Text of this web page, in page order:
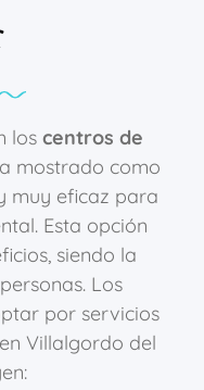
los centros de
mostrado como
muy eficaz para
Esta opción
siendo la
Los
por servicios
Villalgordo del